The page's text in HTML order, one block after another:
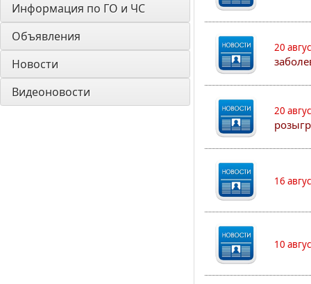
Информация по ГО и ЧС
Объявления
Новости
Видеоновости
20
20
16
10